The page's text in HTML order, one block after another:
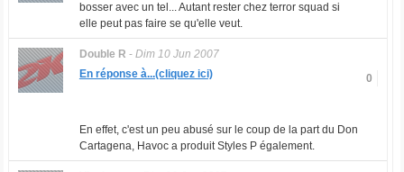
bosser avec un tel... Autant rester chez terror squad si
elle peut pas faire se qu'elle veut.
Double R - Dim 10 Jun 2007
0
En réponse à...(cliquez ici)
En effet, c'est un peu abusé sur le coup de la part du Don
Cartagena, Havoc a produit Styles P également.